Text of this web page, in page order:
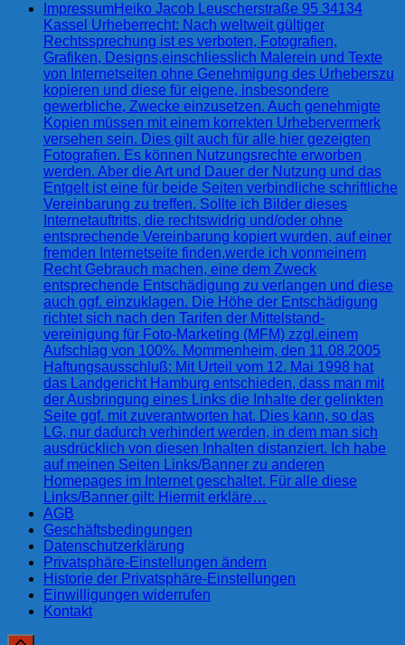
ImpressumHeiko Jacob Leuscherstraße 95 34134
Kassel Urheberrecht: Nach weltweit gültiger
Rechtssprechung ist es verboten, Fotografien,
Grafiken, Designs,einschliesslich Malerein und Texte
von Internetseiten ohne Genehmigung des Urheberszu
kopieren und diese für eigene, insbesondere
gewerbliche, Zwecke einzusetzen. Auch genehmigte
Kopien müssen mit einem korrekten Urhebervermerk
versehen sein. Dies gilt auch für alle hier gezeigten
Fotografien. Es können Nutzungsrechte erworben
werden. Aber die Art und Dauer der Nutzung und das
Entgelt ist eine für beide Seiten verbindliche schriftliche
Vereinbarung zu treffen. Sollte ich Bilder dieses
Internetauftritts, die rechtswidrig und/oder ohne
entsprechende Vereinbarung kopiert wurden, auf einer
fremden Internetseite finden,werde ich vonmeinem
Recht Gebrauch machen, eine dem Zweck
entsprechende Entschädigung zu verlangen und diese
auch ggf. einzuklagen. Die Höhe der Entschädigung
richtet sich nach den Tarifen der Mittelstand-
vereinigung für Foto-Marketing (MFM) zzgl.einem
Aufschlag von 100%. Mommenheim, den 11.08.2005
Haftungsausschluß: Mit Urteil vom 12. Mai 1998 hat
das Landgericht Hamburg entschieden, dass man mit
der Ausbringung eines Links die Inhalte der gelinkten
Seite ggf. mit zuverantworten hat. Dies kann, so das
LG, nur dadurch verhindert werden, in dem man sich
ausdrücklich von diesen Inhalten distanziert. Ich habe
auf meinen Seiten Links/Banner zu anderen
Homepages im Internet geschaltet. Für alle diese
Links/Banner gilt: Hiermit erkläre…
AGB
Geschäftsbedingungen
Datenschutzerklärung
Privatsphäre-Einstellungen ändern
Historie der Privatsphäre-Einstellungen
Einwilligungen widerrufen
Kontakt